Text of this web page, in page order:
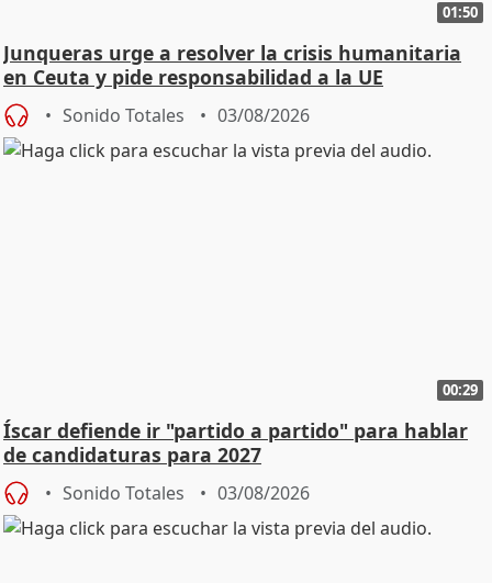
01:50
Junqueras urge a resolver la crisis humanitaria
en Ceuta y pide responsabilidad a la UE
Sonido Totales 03/08/2026
00:29
Íscar defiende ir "partido a partido" para hablar
de candidaturas para 2027
Sonido Totales 03/08/2026